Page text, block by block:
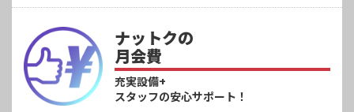
ナットクの
月会費
充実設備+
スタッフの安心サポート！